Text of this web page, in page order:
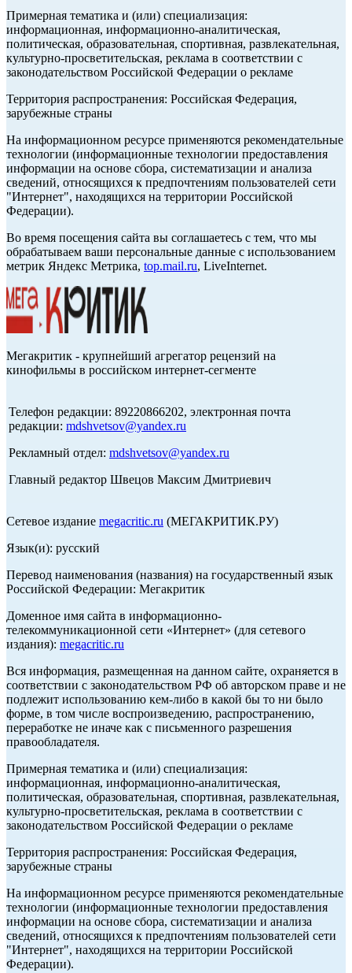
Примерная тематика и (или) специализация:
информационная, информационно-аналитическая,
политическая, образовательная, спортивная, развлекательная,
культурно-просветительская, реклама в соответствии с
законодательством Российской Федерации о рекламе
Территория распространения: Российская Федерация,
зарубежные страны
На информационном ресурсе применяются рекомендательные
технологии (информационные технологии предоставления
информации на основе сбора, систематизации и анализа
сведений, относящихся к предпочтениям пользователей сети
"Интернет", находящихся на территории Российской
Федерации).
Во время посещения сайта вы соглашаетесь с тем, что мы
обрабатываем ваши персональные данные с использованием
метрик Яндекс Метрика, top.mail.ru, LiveInternet.
Мегакритик - крупнейший агрегатор рецензий на
кинофильмы в российском интернет-сегменте
Телефон редакции: 89220866202, электронная почта
редакции: mdshvetsov@yandex.ru
Рекламный отдел: mdshvetsov@yandex.ru
Главный редактор Швецов Максим Дмитриевич
Сетевое издание megacritic.ru (МЕГАКРИТИК.РУ)
Язык(и): русский
Перевод наименования (названия) на государственный язык
Российской Федерации: Мегакритик
Доменное имя сайта в информационно-
телекоммуникационной сети «Интернет» (для сетевого
издания): megacritic.ru
Вся информация, размещенная на данном сайте, охраняется в
соответствии с законодательством РФ об авторском праве и не
подлежит использованию кем-либо в какой бы то ни было
форме, в том числе воспроизведению, распространению,
переработке не иначе как с письменного разрешения
правообладателя.
Примерная тематика и (или) специализация:
информационная, информационно-аналитическая,
политическая, образовательная, спортивная, развлекательная,
культурно-просветительская, реклама в соответствии с
законодательством Российской Федерации о рекламе
Территория распространения: Российская Федерация,
зарубежные страны
На информационном ресурсе применяются рекомендательные
технологии (информационные технологии предоставления
информации на основе сбора, систематизации и анализа
сведений, относящихся к предпочтениям пользователей сети
"Интернет", находящихся на территории Российской
Федерации).